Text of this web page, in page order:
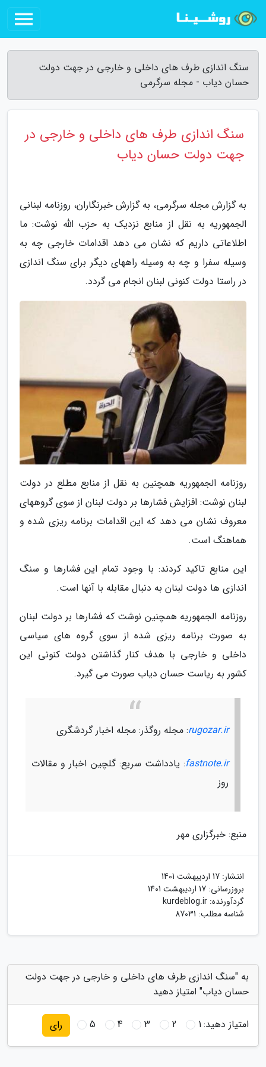
سنگ اندازی طرف های داخلی و خارجی در جهت دولت
حسان دیاب - مجله سرگرمی
سنگ اندازی طرف های داخلی و خارجی در
جهت دولت حسان دیاب
به گزارش مجله سرگرمی، به گزارش خبرنگاران، روزنامه لبنانی
الجمهوریه به نقل از منابع نزدیک به حزب الله نوشت: ما
اطلاعاتی داریم که نشان می دهد اقدامات خارجی چه به
وسیله سفرا و چه به وسیله راههای دیگر برای سنگ اندازی
در راستا دولت کنونی لبنان انجام می گردد.
روزنامه الجمهوریه همچنین به نقل از منابع مطلع در دولت
لبنان نوشت: افزایش فشارها بر دولت لبنان از سوی گروههای
معروف نشان می دهد که این اقدامات برنامه ریزی شده و
هماهنگ است.
این منابع تاکید کردند: با وجود تمام این فشارها و سنگ
اندازی ها دولت لبنان به دنبال مقابله با آنها است.
روزنامه الجمهوریه همچنین نوشت که فشارها بر دولت لبنان
به صورت برنامه ریزی شده از سوی گروه های سیاسی
داخلی و خارجی با هدف کنار گذاشتن دولت کنونی این
کشور به ریاست حسان دیاب صورت می گیرد.
rugozar.ir: مجله روگذر: مجله اخبار گردشگری
fastnote.ir: یادداشت سریع: گلچین اخبار و مقالات
روز
منبع: خبرگزاری مهر
انتشار: 17 اردیبهشت 1401
بروزرسانی: 17 اردیبهشت 1401
گردآورنده: kurdeblog.ir
شناسه مطلب: 87031
به "سنگ اندازی طرف های داخلی و خارجی در جهت دولت
حسان دیاب" امتیاز دهید
امتیاز دهید:1
2
3
4
5 رای